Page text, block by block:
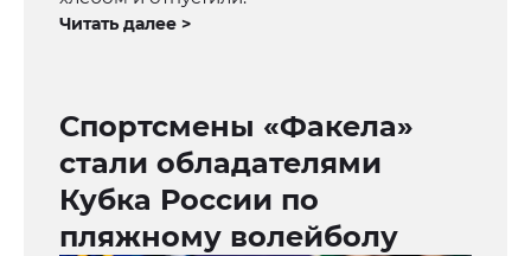
Читать далее >
Спортсмены «Факела»
стали обладателями
Кубка России по
пляжному волейболу